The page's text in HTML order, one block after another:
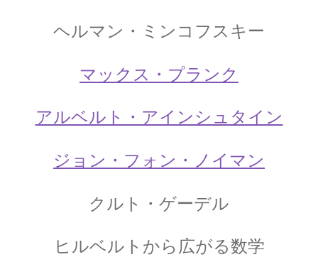
コリン・マクローリン
数の級数展開】
【サイト運営方針再確認】
【「ねじり天秤」での実験で微細な力を考察】
ヘルマン・ミンコフスキー
マックス・プランク
アルベルト・アインシュタイン
ジョン・フォン・ノイマン
クルト・ゲーデル
ヒルベルトから広がる数学